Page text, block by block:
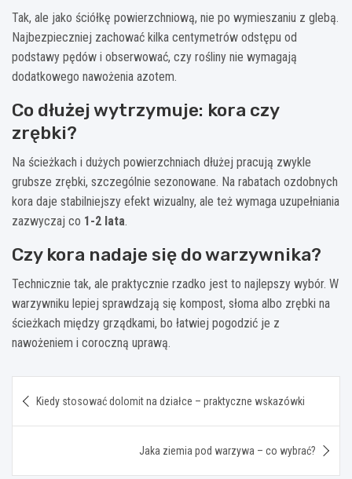
Tak, ale jako ściółkę powierzchniową, nie po wymieszaniu z glebą.
Najbezpieczniej zachować kilka centymetrów odstępu od
podstawy pędów i obserwować, czy rośliny nie wymagają
dodatkowego nawożenia azotem.
Co dłużej wytrzymuje: kora czy
zrębki?
Na ścieżkach i dużych powierzchniach dłużej pracują zwykle
grubsze zrębki, szczególnie sezonowane. Na rabatach ozdobnych
kora daje stabilniejszy efekt wizualny, ale też wymaga uzupełniania
zazwyczaj co 1-2 lata.
Czy kora nadaje się do warzywnika?
Technicznie tak, ale praktycznie rzadko jest to najlepszy wybór. W
warzywniku lepiej sprawdzają się kompost, słoma albo zrębki na
ścieżkach między grządkami, bo łatwiej pogodzić je z
nawożeniem i coroczną uprawą.
wpisu
Kiedy stosować dolomit na działce – praktyczne wskazówki
Jaka ziemia pod warzywa – co wybrać?